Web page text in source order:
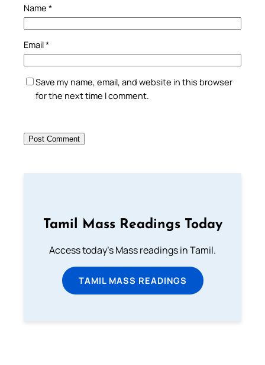
Name *
Email*
Save my name, email, and website in this browser
for the next time I comment.
Tamil Mass Readings Today
Access today's Mass readings in Tamil.
TAMIL MASS READINGS